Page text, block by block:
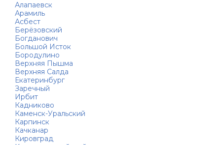
Алапаевск
Арамиль
Асбест
Берёзовский
Богданович
Большой Исток
Бородулино
Верхняя Пышма
Верхняя Салда
Екатеринбург
Заречный
Ирбит
Кадниково
Каменск-Уральский
Карпинск
Качканар
Кировград